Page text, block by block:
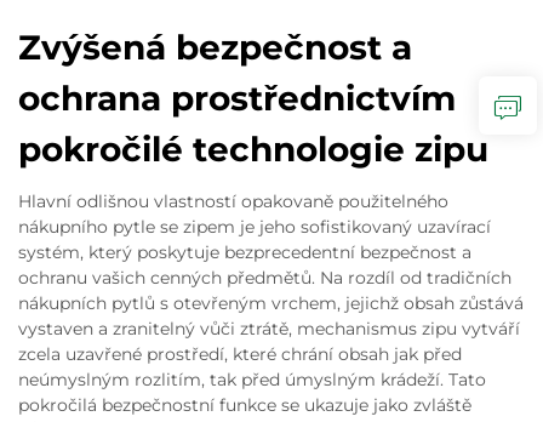
Zvýšená bezpečnost a
ochrana prostřednictvím
pokročilé technologie zipu
Hlavní odlišnou vlastností opakovaně použitelného
nákupního pytle se zipem je jeho sofistikovaný uzavírací
systém, který poskytuje bezprecedentní bezpečnost a
ochranu vašich cenných předmětů. Na rozdíl od tradičních
nákupních pytlů s otevřeným vrchem, jejichž obsah zůstává
vystaven a zranitelný vůči ztrátě, mechanismus zipu vytváří
zcela uzavřené prostředí, které chrání obsah jak před
neúmyslným rozlitím, tak před úmyslným krádeží. Tato
pokročilá bezpečnostní funkce se ukazuje jako zvláště